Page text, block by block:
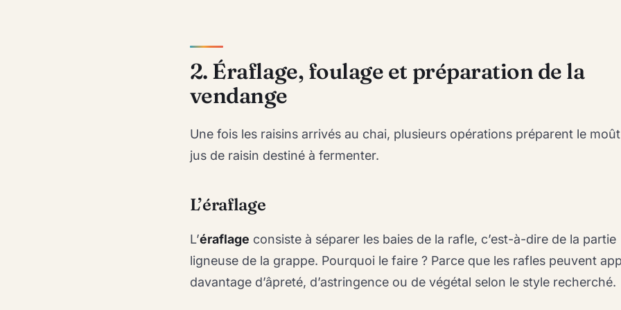
2. Éraflage, foulage et préparation de la
vendange
Une fois les raisins arrivés au chai, plusieurs opérations préparent le
jus de raisin destiné à fermenter.
L’éraflage
L’éraflage consiste à séparer les baies de la rafle, c’est-à-dire de la partie
ligneuse de la grappe. Pourquoi le faire ? Parce que les rafles peuvent
davantage d’âpreté, d’astringence ou de végétal selon le style recherché.